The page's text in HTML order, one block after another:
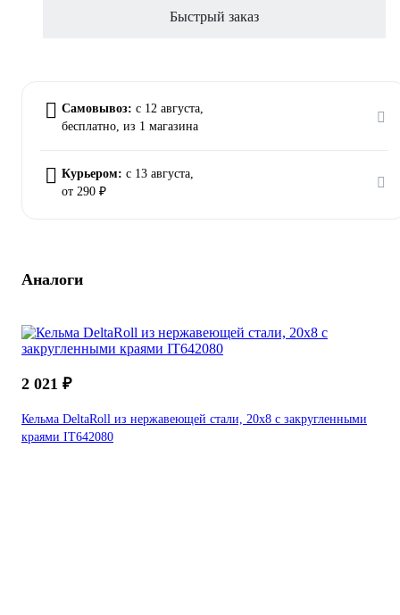
Быстрый заказ
Самовывоз: c 12 августа,
бесплатно, из 1 магазина
Курьером: c 13 августа,
от 290 ₽
Аналоги
2 021 ₽
Кельма DeltaRoll из нержавеющей стали, 20x8 c закругленными
краями IT642080